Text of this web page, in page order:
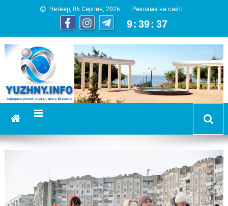
Четвер, 06 Серпня, 2026 Реклама на сайті
9 : 39 : 39
YUZHNY.INFO
информационный портал города Южный